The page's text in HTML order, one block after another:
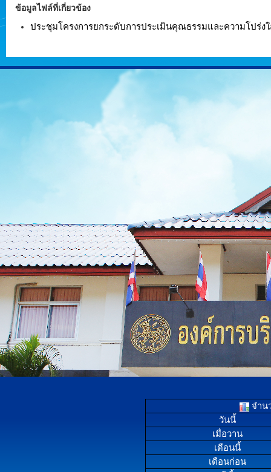
ข้อมูลไฟล์ที่เกี่ยวข้อง
ประชุมโครงการยกระดับการประเมินคุณธรรมและความโปร่ง
จำน
วันนี้
เมื่อวาน
เดือนนี้
เดือนก่อน